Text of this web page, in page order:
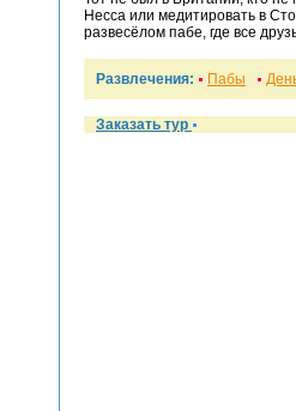
Несса или медитировать в
развесёлом пабе, где все
Развлечения: Пабы
Заказать тур